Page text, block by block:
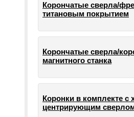
Корончатые сверла/
титановым покрытием
Корончатые сверла/
магнитного станка
Коронки в комплекте с
центрирующим